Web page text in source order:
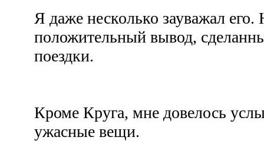
Я даже несколько зауважал
положительный вывод,
поездки.
Кроме Круга, мне довелось
ужасные вещи.